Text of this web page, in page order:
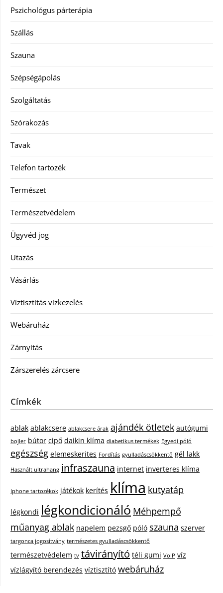
Pszichológus párterápia
Szállás
Szauna
Szépségápolás
Szolgáltatás
Szórakozás
Tavak
Telefon tartozék
Természet
Természetvédelem
Ügyvéd jog
Utazás
Vásárlás
Víztisztítás vízkezelés
Webáruház
Zárnyitás
Zárszerelés zárcsere
Címkék
ablak ablakcsere ablakcsere árak ajándék ötletek autógumi
bojler bútor cipő daikin klíma diabetikus termékek Egyedi póló
egészség elemeskerites Fordítás gyulladáscsökkentő gél lakk
Használt ultrahang infraszauna internet inverteres klíma
Iphone tartozékok játékok kerítés klíma kutyatáp
légkondi légkondicionáló Méhpempő
műanyag ablak napelem pezsgő póló szauna szerver
targonca jogosítvány természetes gyulladáscsökkentő
természetvédelem tv távirányító téli gumi VoIP víz
vízlágyító berendezés víztisztító webáruház